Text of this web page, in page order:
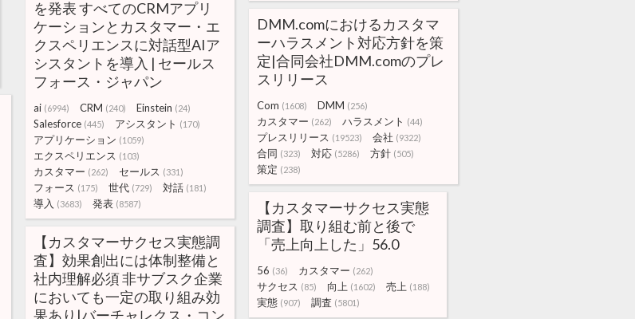
を発表 すべてのCRMアプリ
ケーションとカスタマー・エ
クスペリエンスに対話型AIア
シスタントを導入 | セールス
フォース・ジャパン
ai (6994) CRM (240) Einstein (24)
Salesforce (445) アシスタント (170)
アプリケーション (1059)
エクスペリエンス (103)
カスタマー (262) セールス (331)
フォース (175) 世代 (729) 対話 (181)
導入 (3683) 発表 (8587)
DMM.comにおけるカスタマ
ーハラスメント対応方針を策
定|合同会社DMM.comのプレ
スリリース
Com (1608) DMM (256)
カスタマー (262) ハラスメント (44)
プレスリリース (19523) 会社 (9322)
合同 (323) 対応 (5286) 方針 (505)
策定 (238)
【カスタマーサクセス実態
調査】取り組む前と後で
「売上向上した」56.0
56 (36) カスタマー (262)
サクセス (85) 向上 (1602) 売上 (188)
実態 (907) 調査 (5801)
【カスタマーサクセス実態調
査】効果創出には体制整備と
社内理解必須 非サブスク企業
においても一定の取り組み効
果あり|バーチャレクス・コン